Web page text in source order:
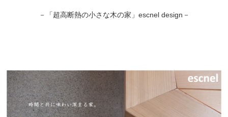
－「超高断熱の小さな木の家」escnel design－